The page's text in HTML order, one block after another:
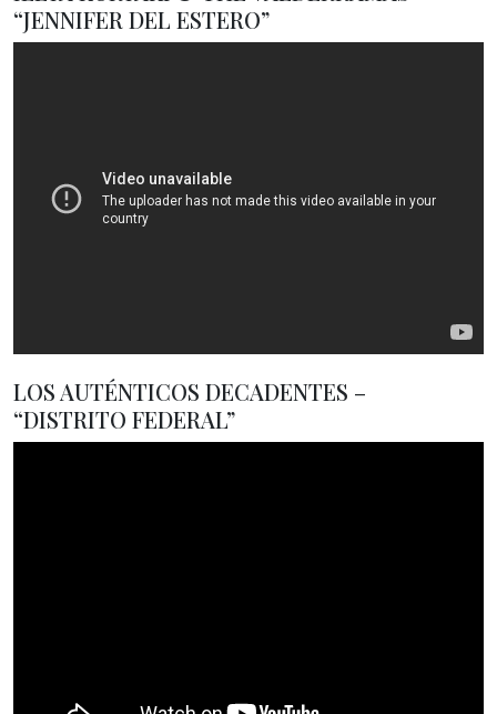
“JENNIFER DEL ESTERO”
LOS AUTÉNTICOS DECADENTES –
“DISTRITO FEDERAL”